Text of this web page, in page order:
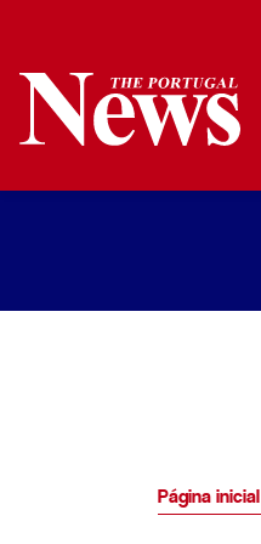
Página inicial